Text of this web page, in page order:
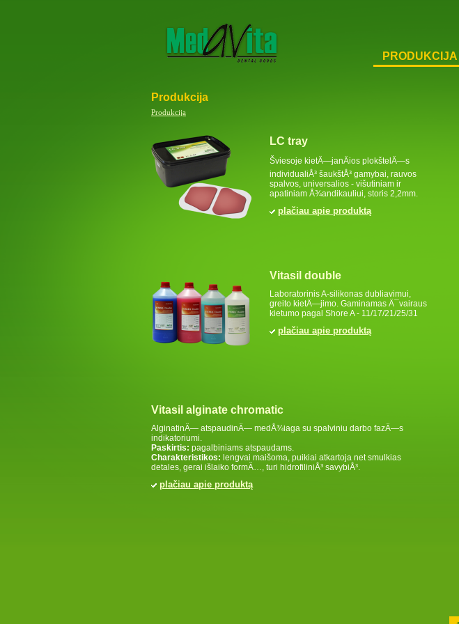
PRODUKCIJA
Produkcija
Produkcija
LC tray
Šviesoje kietÄ—janÄios plokštelÄ—s
individualiÅ³ šaukštÅ³ gamybai, rauvos
spalvos, universalios - višutiniam ir
apatiniam Å¾andikauliui, storis 2,2mm.
plačiau apie produktą
Vitasil double
Laboratorinis A-silikonas dubliavimui,
greito kietÄ—jimo. Gaminamas Ä¯vairaus
kietumo pagal Shore A - 11/17/21/25/31
plačiau apie produktą
Vitasil alginate chromatic
AlginatinÄ— atspaudinÄ— medÅ¾iaga su spalviniu darbo fazÄ—s
indikatoriumi.
Paskirtis: pagalbiniams atspaudams.
Charakteristikos: lengvai maišoma, puikiai atkartoja net smulkias
detales, gerai išlaiko formÄ…, turi hidrofiliniÅ³ savybiÅ³.
plačiau apie produktą